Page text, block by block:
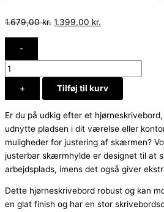
1.679,00kr. 1.399,00 kr.
-
+ Tilføj til kurv
Er du på udkig efter et
udnytte pladsen i dit værelse eller
muligheder for justering af skærmen?
justerbar skærmhylde er designet til at
arbejdsplads, imens det også giver
Dette hjørneskrivebord robust og kan
en glat finish og har en stor